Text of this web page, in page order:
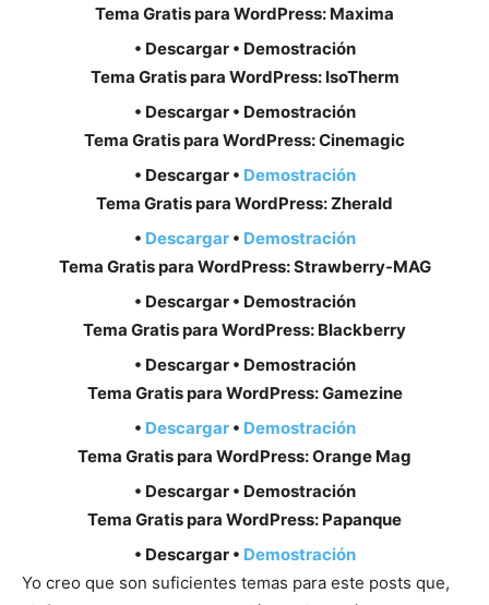
Tema Gratis para WordPress: Maxima
• Descargar • Demostración
Tema Gratis para WordPress: IsoTherm
• Descargar • Demostración
Tema Gratis para WordPress: Cinemagic
• Descargar • Demostración
Tema Gratis para WordPress: Zherald
• Descargar• Demostración
Tema Gratis para WordPress: Strawberry-MAG
• Descargar • Demostración
Tema Gratis para WordPress: Blackberry
• Descargar • Demostración
Tema Gratis para WordPress: Gamezine
• Descargar• Demostración
Tema Gratis para WordPress: Orange Mag
• Descargar • Demostración
Tema Gratis para WordPress: Papanque
• Descargar • Demostración
Yo creo que son suficientes temas para este posts que,